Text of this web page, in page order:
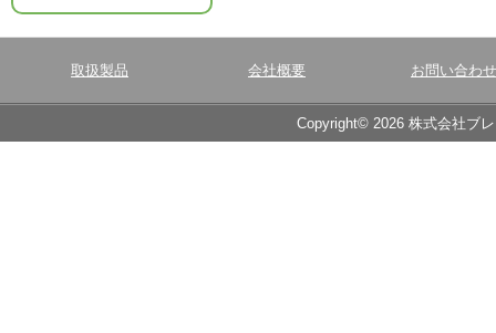
取扱製品 会社概要 お問い合わせ
Copyright© 2026 株式会社ブ